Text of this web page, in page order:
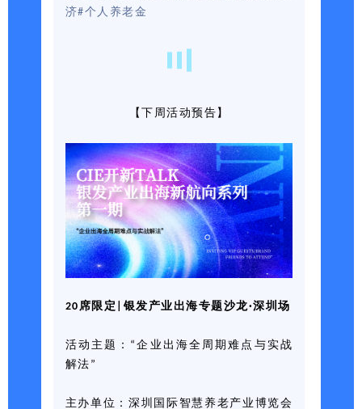
济#个人养老金
【下周活动预告】
20席限定|银发产业出海专题沙龙·深圳场
活动主题：“企业出海全周期难点与实战
解法”
主办单位：深圳国际智慧养老产业博览会